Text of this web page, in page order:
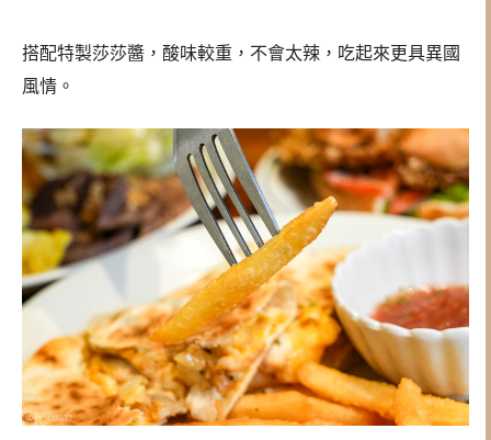
搭配特製莎莎醬，酸味較重，不會太辣，吃起來更具異國
風情。